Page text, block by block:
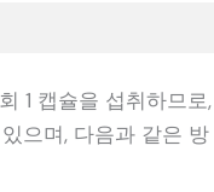
1 캡슐을 섭취하므로,
으며, 다음과 같은 방